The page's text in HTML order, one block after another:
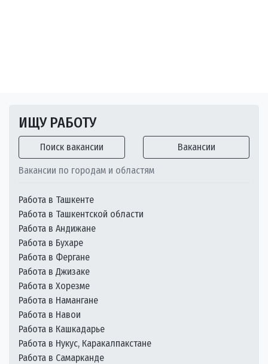
ИЩУ РАБОТУ
Поиск вакансии Вакансии
Вакансии по городам и областям
Работа в Ташкенте
Работа в Ташкентской области
Работа в Андижане
Работа в Бухаре
Работа в Фергане
Работа в Джизаке
Работа в Хорезме
Работа в Намангане
Работа в Навои
Работа в Кашкадарье
Работа в Нукус, Каракалпакстане
Работа в Самарканде